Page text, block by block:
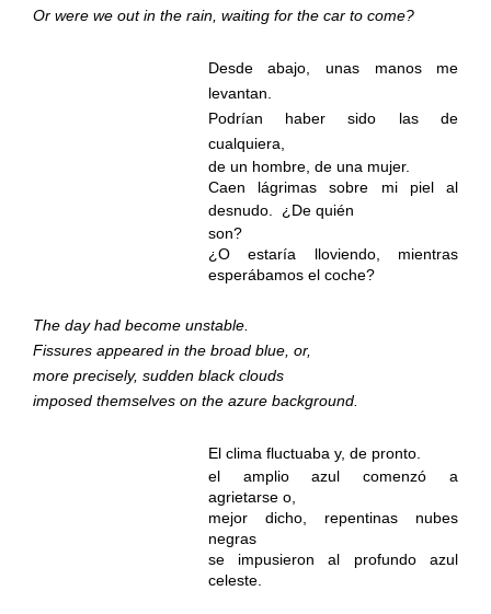
Or were we out in the rain, waiting for the car to come?
Desde abajo, unas manos me
levantan.
Podrían haber sido las de
cualquiera,
de un hombre, de una mujer.
Caen lágrimas sobre mi piel al
desnudo.
¿De quién
son?
¿O estaría lloviendo, mientras
esperábamos el coche?
The day had become unstable.
Fissures appeared in the broad blue, or,
more precisely, sudden black clouds
imposed themselves on the azure background.
El clima fluctuaba y, de pronto.
el amplio azul comenzó a
agrietarse o,
mejor dicho, repentinas nubes
negras
se impusieron al profundo azul
celeste.